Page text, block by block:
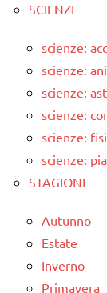
SCIENZE
scienze:
scienze:
scienze:
scienze:
scienze:
scienze:
STAGIONI
Autunno
Estate
Inverno
Primavera